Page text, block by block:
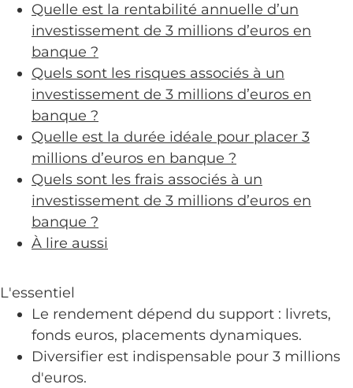
Quelle est la rentabilité annuelle d’un
investissement de 3 millions d’euros en
banque ?
Quels sont les risques associés à un
investissement de 3 millions d’euros en
banque ?
Quelle est la durée idéale pour placer 3
millions d’euros en banque ?
Quels sont les frais associés à un
investissement de 3 millions d’euros en
banque ?
À lire aussi
L'essentiel
Le rendement dépend du support : livrets,
fonds euros, placements dynamiques.
Diversifier est indispensable pour 3 millions
d'euros.